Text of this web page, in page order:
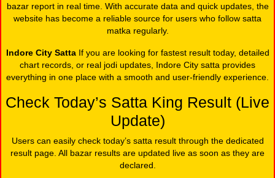
bazar report in real time. With accurate data and quick updates, the
website has become a reliable source for users who follow satta
matka regularly.
Indore City Satta If you are looking for fastest result today, detailed
chart records, or real jodi updates, Indore City satta provides
everything in one place with a smooth and user-friendly experience.
Check Today’s Satta King Result (Live
Update)
Users can easily check today’s satta result through the dedicated
result page. All bazar results are updated live as soon as they are
declared.